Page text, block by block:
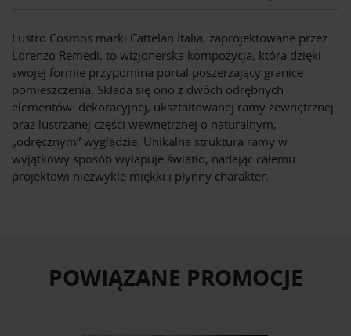
Lustro Cosmos marki Cattelan Italia, zaprojektowane przez
Lorenzo Remedi, to wizjonerska kompozycja, która dzięki
swojej formie przypomina portal poszerzający granice
pomieszczenia. Składa się ono z dwóch odrębnych
elementów: dekoracyjnej, ukształtowanej ramy zewnętrznej
oraz lustrzanej części wewnętrznej o naturalnym,
„odręcznym” wyglądzie. Unikalna struktura ramy w
wyjątkowy sposób wyłapuje światło, nadając całemu
projektowi niezwykle miękki i płynny charakter.
POWIĄZANE PROMOCJE